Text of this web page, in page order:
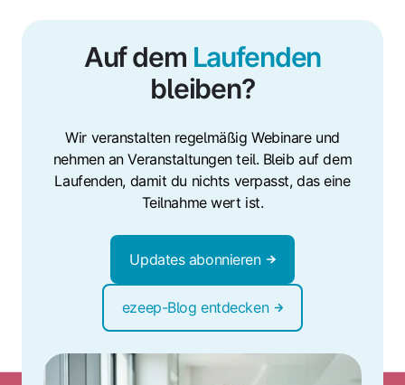
Auf dem Laufenden
bleiben?
Wir veranstalten regelmäßig Webinare und
nehmen an Veranstaltungen teil. Bleib auf dem
Laufenden, damit du nichts verpasst, das eine
Teilnahme wert ist.
Updates abonnieren
ezeep-Blog entdecken